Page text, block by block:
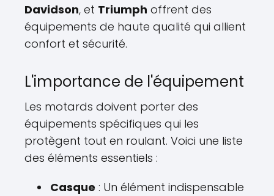
Davidson, et Triumph offrent des
équipements de haute qualité qui allient
confort et sécurité.
L'importance de l'équipement
Les motards doivent porter des
équipements spécifiques qui les
protègent tout en roulant. Voici une liste
des éléments essentiels :
Casque : Un élément indispensable